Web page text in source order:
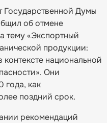
Государственной Думы
об отмене
тему «Экспортный
продукции:
национальной
Они
года, как
поздний срок.
рекомендаций